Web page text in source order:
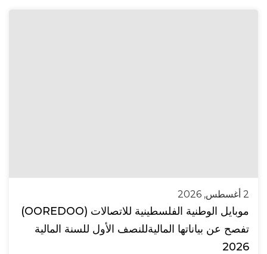
2 أغسطس, 2026
موبايل الوطنية الفلسطينية للاتصالات (OOREDOO)
تفصح عن بياناتها الماليةللنصف الأول للسنة المالية
2026